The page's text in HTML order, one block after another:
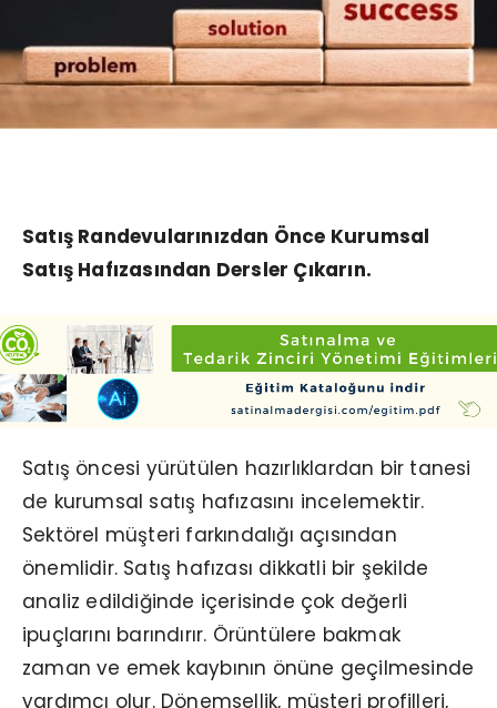
Satış Randevularınızdan Önce Kurumsal
Satış Hafızasından Dersler Çıkarın.
Satış öncesi yürütülen hazırlıklardan bir tanesi
de kurumsal satış hafızasını incelemektir.
Sektörel müşteri farkındalığı açısından
önemlidir. Satış hafızası dikkatli bir şekilde
analiz edildiğinde içerisinde çok değerli
ipuçlarını barındırır. Örüntülere bakmak
zaman ve emek kaybının önüne geçilmesinde
yardımcı olur. Dönemsellik, müşteri profilleri,